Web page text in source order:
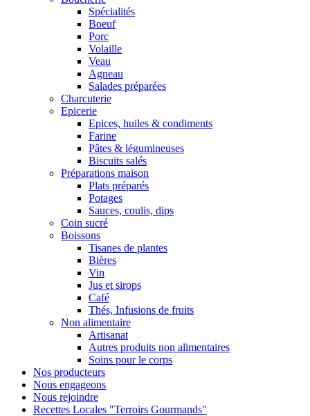
Spécialités
Boeuf
Porc
Volaille
Veau
Agneau
Salades préparées
Charcuterie
Epicerie
Epices, huiles & condiments
Farine
Pâtes & légumineuses
Biscuits salés
Préparations maison
Plats préparés
Potages
Sauces, coulis, dips
Coin sucré
Boissons
Tisanes de plantes
Bières
Vin
Jus et sirops
Café
Thés, Infusions de fruits
Non alimentaire
Artisanat
Autres produits non alimentaires
Soins pour le corps
Nos producteurs
Nous engageons
Nous rejoindre
Recettes Locales "Terroirs Gourmands"